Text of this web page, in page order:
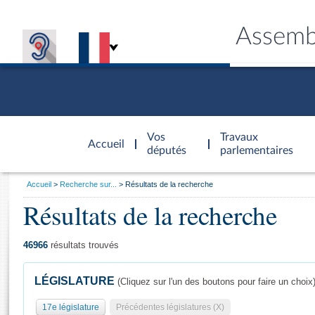
Accueil
d'accueil
Vos
députés
Travaux
parlementaires
Général
Vous
Accueil Recherche sur... Résultats de la recherche
Résultats de la recherche
46966 résultats trouvés
LÉGISLATURE (Cliquez sur l'un des boutons pour faire un choix)
17e législature Précédentes législatures (X)